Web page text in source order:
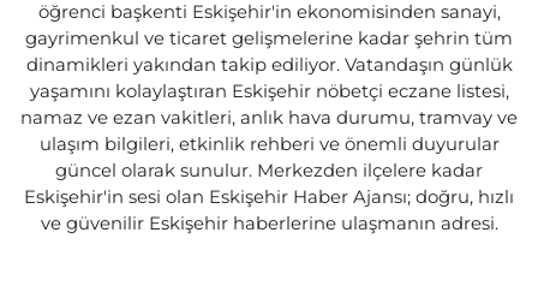
öğrenci başkenti Eskişehir'in ekonomisinden sanayi,
gayrimenkul ve ticaret gelişmelerine kadar şehrin tüm
dinamikleri yakından takip ediliyor. Vatandaşın günlük
yaşamını kolaylaştıran Eskişehir nöbetçi eczane listesi,
namaz ve ezan vakitleri, anlık hava durumu, tramvay ve
ulaşım bilgileri, etkinlik rehberi ve önemli duyurular
güncel olarak sunulur. Merkezden ilçelere kadar
Eskişehir'in sesi olan Eskişehir Haber Ajansı; doğru, hızlı
ve güvenilir Eskişehir haberlerine ulaşmanın adresi.